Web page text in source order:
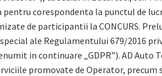
pentru corespondenta la punctul de
de participantii la CONCURS.
ale Regulamentului 679/2016
in continuare „GDPR”). AD
promovate de Operator,